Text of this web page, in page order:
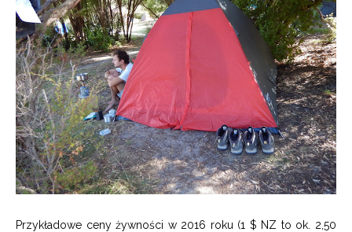
Przykładowe ceny żywności w 2016 roku (1 $ NZ to ok. 2,50